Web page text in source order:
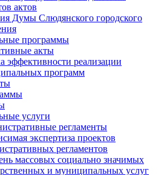
актов
Думы Слюдянского городского
программы
акты
эффективности реализации
программ
услуги
регламенты
экспертиза проектов
регламентов
массовых социально значимых
и муниципальных услуг